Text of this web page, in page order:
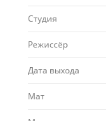
Студия
Режиссёр
Дата выхода
Мат